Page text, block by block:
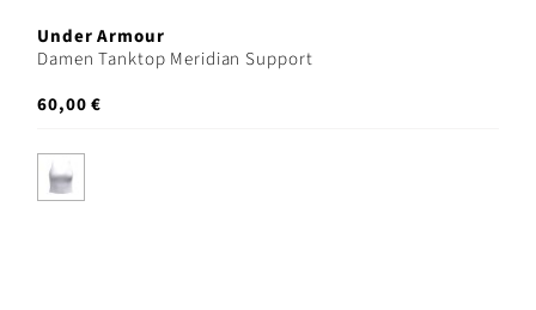
Under Armour
Damen Tanktop Meridian Support
60,00 €